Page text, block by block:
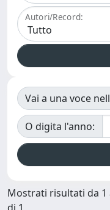
Autori/Record:
Vai a una voce
O digita l'anno:
Mostrati risultati da 1